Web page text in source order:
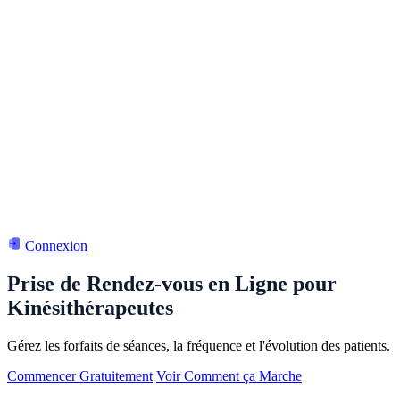
Connexion
Prise de Rendez-vous en Ligne pour
Kinésithérapeutes
Gérez les forfaits de séances, la fréquence et l'évolution des patients.
Commencer Gratuitement Voir Comment ça Marche